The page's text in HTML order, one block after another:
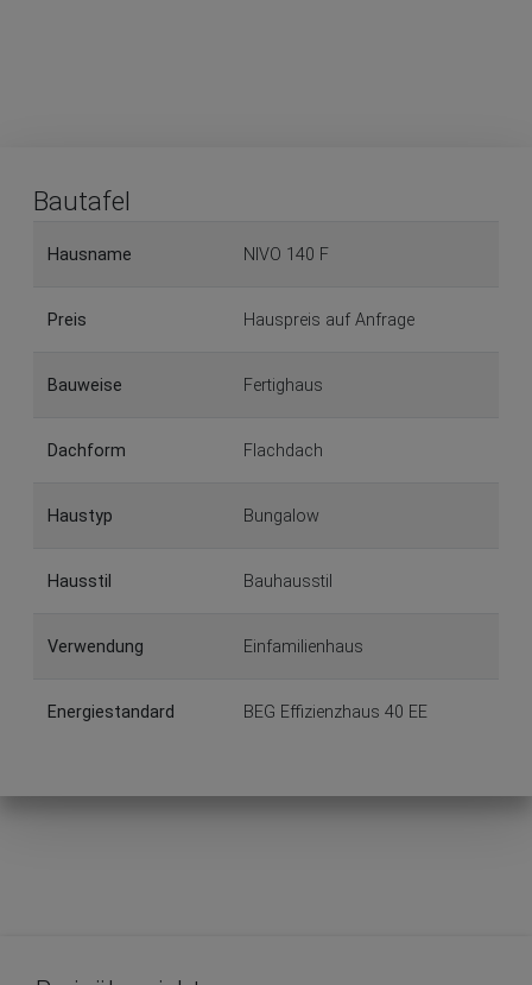
Bautafel
Hausname NIVO 140 F
Preis Hauspreis auf Anfrage
Bauweise Fertighaus
Dachform Flachdach
Haustyp Bungalow
Hausstil Bauhausstil
Verwendung Einfamilienhaus
Energiestandard BEG Effizienzhaus 40 EE